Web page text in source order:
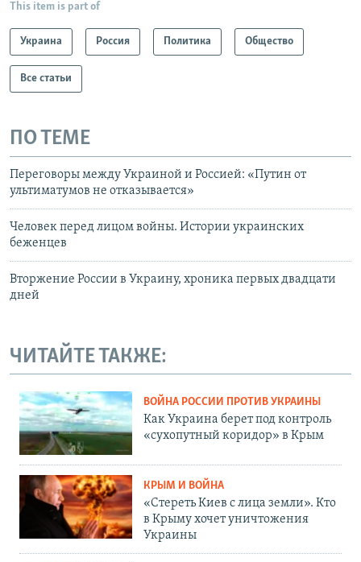
This item is part of
Украина Россия Политика Общество
Все статьи
ПО ТЕМЕ
Переговоры между Украиной и Россией: «Путин от
ультиматумов не отказывается»
Человек перед лицом войны. Истории украинских
беженцев
Вторжение России в Украину, хроника первых двадцати
дней
ЧИТАЙТЕ ТАКЖЕ:
ВОЙНА РОССИИ ПРОТИВ УКРАИНЫ
Как Украина берет под контроль
«сухопутный коридор» в Крым
КРЫМ И ВОЙНА
«Стереть Киев с лица земли». Кто
в Крыму хочет уничтожения
Украины